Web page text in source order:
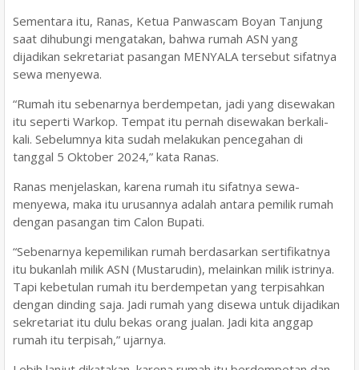
Sementara itu, Ranas, Ketua Panwascam Boyan Tanjung
saat dihubungi mengatakan, bahwa rumah ASN yang
dijadikan sekretariat pasangan MENYALA tersebut sifatnya
sewa menyewa.
“Rumah itu sebenarnya berdempetan, jadi yang disewakan
itu seperti Warkop. Tempat itu pernah disewakan berkali-
kali. Sebelumnya kita sudah melakukan pencegahan di
tanggal 5 Oktober 2024,” kata Ranas.
Ranas menjelaskan, karena rumah itu sifatnya sewa-
menyewa, maka itu urusannya adalah antara pemilik rumah
dengan pasangan tim Calon Bupati.
“Sebenarnya kepemilikan rumah berdasarkan sertifikatnya
itu bukanlah milik ASN (Mustarudin), melainkan milik istrinya.
Tapi kebetulan rumah itu berdempetan yang terpisahkan
dengan dinding saja. Jadi rumah yang disewa untuk dijadikan
sekretariat itu dulu bekas orang jualan. Jadi kita anggap
rumah itu terpisah,” ujarnya.